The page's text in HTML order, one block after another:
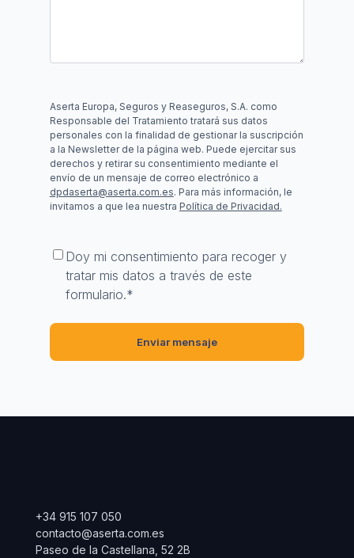
Aserta Europa, Seguros y Reaseguros, S.A. como
Responsable del Tratamiento tratará sus datos
personales con la finalidad de gestionar la suscripción
a la Newsletter de la página web. Puede ejercitar sus
derechos y retirar su consentimiento mediante el
envío de un mensaje de correo electrónico a
dpdaserta@aserta.com.es. Para más información, le
invitamos a que lea nuestra Política de Privacidad.
Consentimiento*
Doy mi consentimiento para recoger y
tratar mis datos a través de este
formulario.*
+34 915 107 050
contacto@aserta.com.es
Paseo de la Castellana, 52 2B